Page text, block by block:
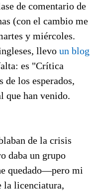
de comentario de
(con el cambio me
y miércoles.
llevo un blog
es "Crítica
los esperados,
que han venido.
de la crisis
daba un grupo
quedado—pero mi
la licenciatura,